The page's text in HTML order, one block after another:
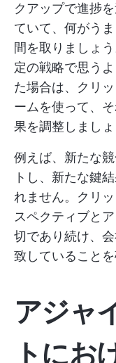
クアップで進捗
ていて、何がう
間を取りましょ
定の戦略で思う
た場合は、クリ
ームを使って、
果を調整しましょ
例えば、新たな
トし、新たな鍵
れません。クリ
スペクティブと
切であり続け、
致していることを
アジャ
トにお